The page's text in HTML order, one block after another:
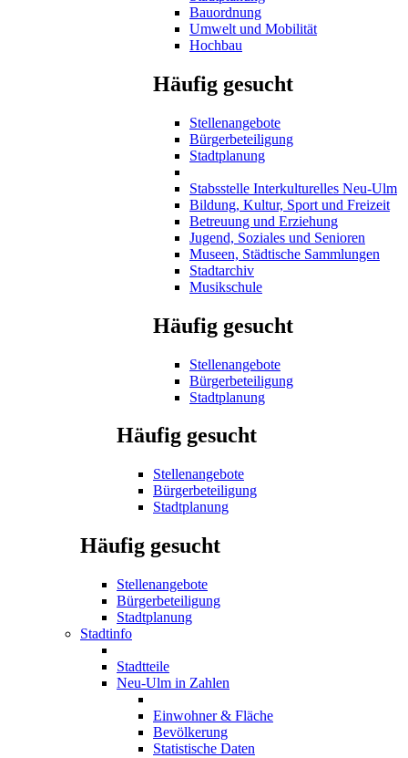
Bauordnung
Umwelt und Mobilität
Hochbau
Häufig gesucht
Stellenangebote
Bürgerbeteiligung
Stadtplanung
Stabsstelle Interkulturelles Neu-Ulm
Bildung, Kultur, Sport und Freizeit
Betreuung und Erziehung
Jugend, Soziales und Senioren
Museen, Städtische Sammlungen
Stadtarchiv
Musikschule
Häufig gesucht
Stellenangebote
Bürgerbeteiligung
Stadtplanung
Häufig gesucht
Stellenangebote
Bürgerbeteiligung
Stadtplanung
Häufig gesucht
Stellenangebote
Bürgerbeteiligung
Stadtplanung
Stadtinfo
Stadtteile
Neu-Ulm in Zahlen
Einwohner & Fläche
Bevölkerung
Statistische Daten